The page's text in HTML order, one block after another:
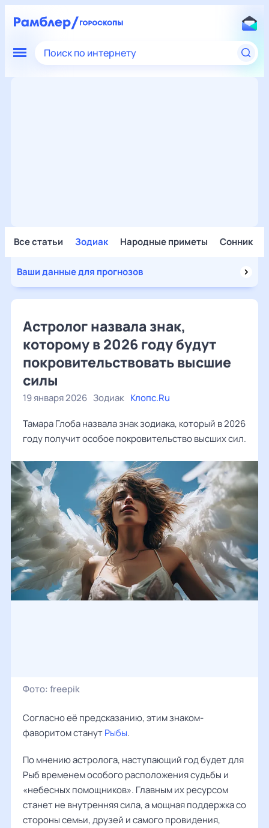
Поиск по интернету
Все статьи Зодиак Народные приметы Сонник
Ваши данные для прогнозов
Астролог назвала знак,
которому в 2026 году будут
покровительствовать высшие
силы
19 января 2026 Зодиак Клопс.Ru
Тамара Глоба назвала знак зодиака, который в 2026
году получит особое покровительство высших сил.
Фото: freepik
Согласно её предсказанию, этим знаком-
фаворитом станутРыбы.
По мнению астролога, наступающий год будет для
Рыб временем особого расположения судьбы и
«небесных помощников». Главным их ресурсом
станет не внутренняя сила, а мощная поддержка со
стороны семьи, друзей и самого провидения,